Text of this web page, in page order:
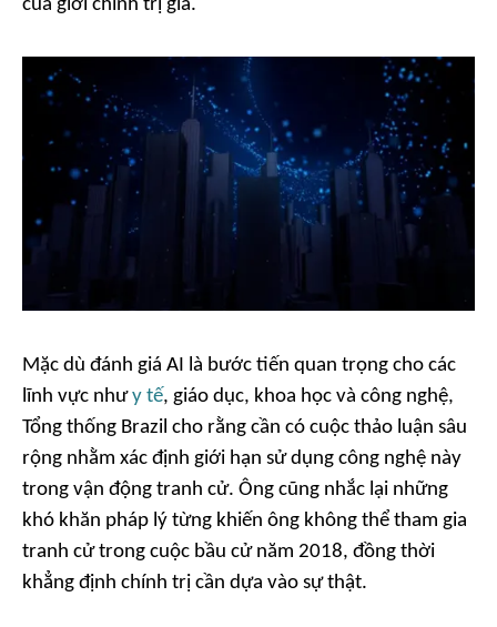
của giới chính trị gia.
Mặc dù đánh giá AI là bước tiến quan trọng cho các
lĩnh vực nhưy tế, giáo dục, khoa học và công nghệ,
Tổng thống Brazil cho rằng cần có cuộc thảo luận sâu
rộng nhằm xác định giới hạn sử dụng công nghệ này
trong vận động tranh cử. Ông cũng nhắc lại những
khó khăn pháp lý từng khiến ông không thể tham gia
tranh cử trong cuộc bầu cử năm 2018, đồng thời
khẳng định chính trị cần dựa vào sự thật.